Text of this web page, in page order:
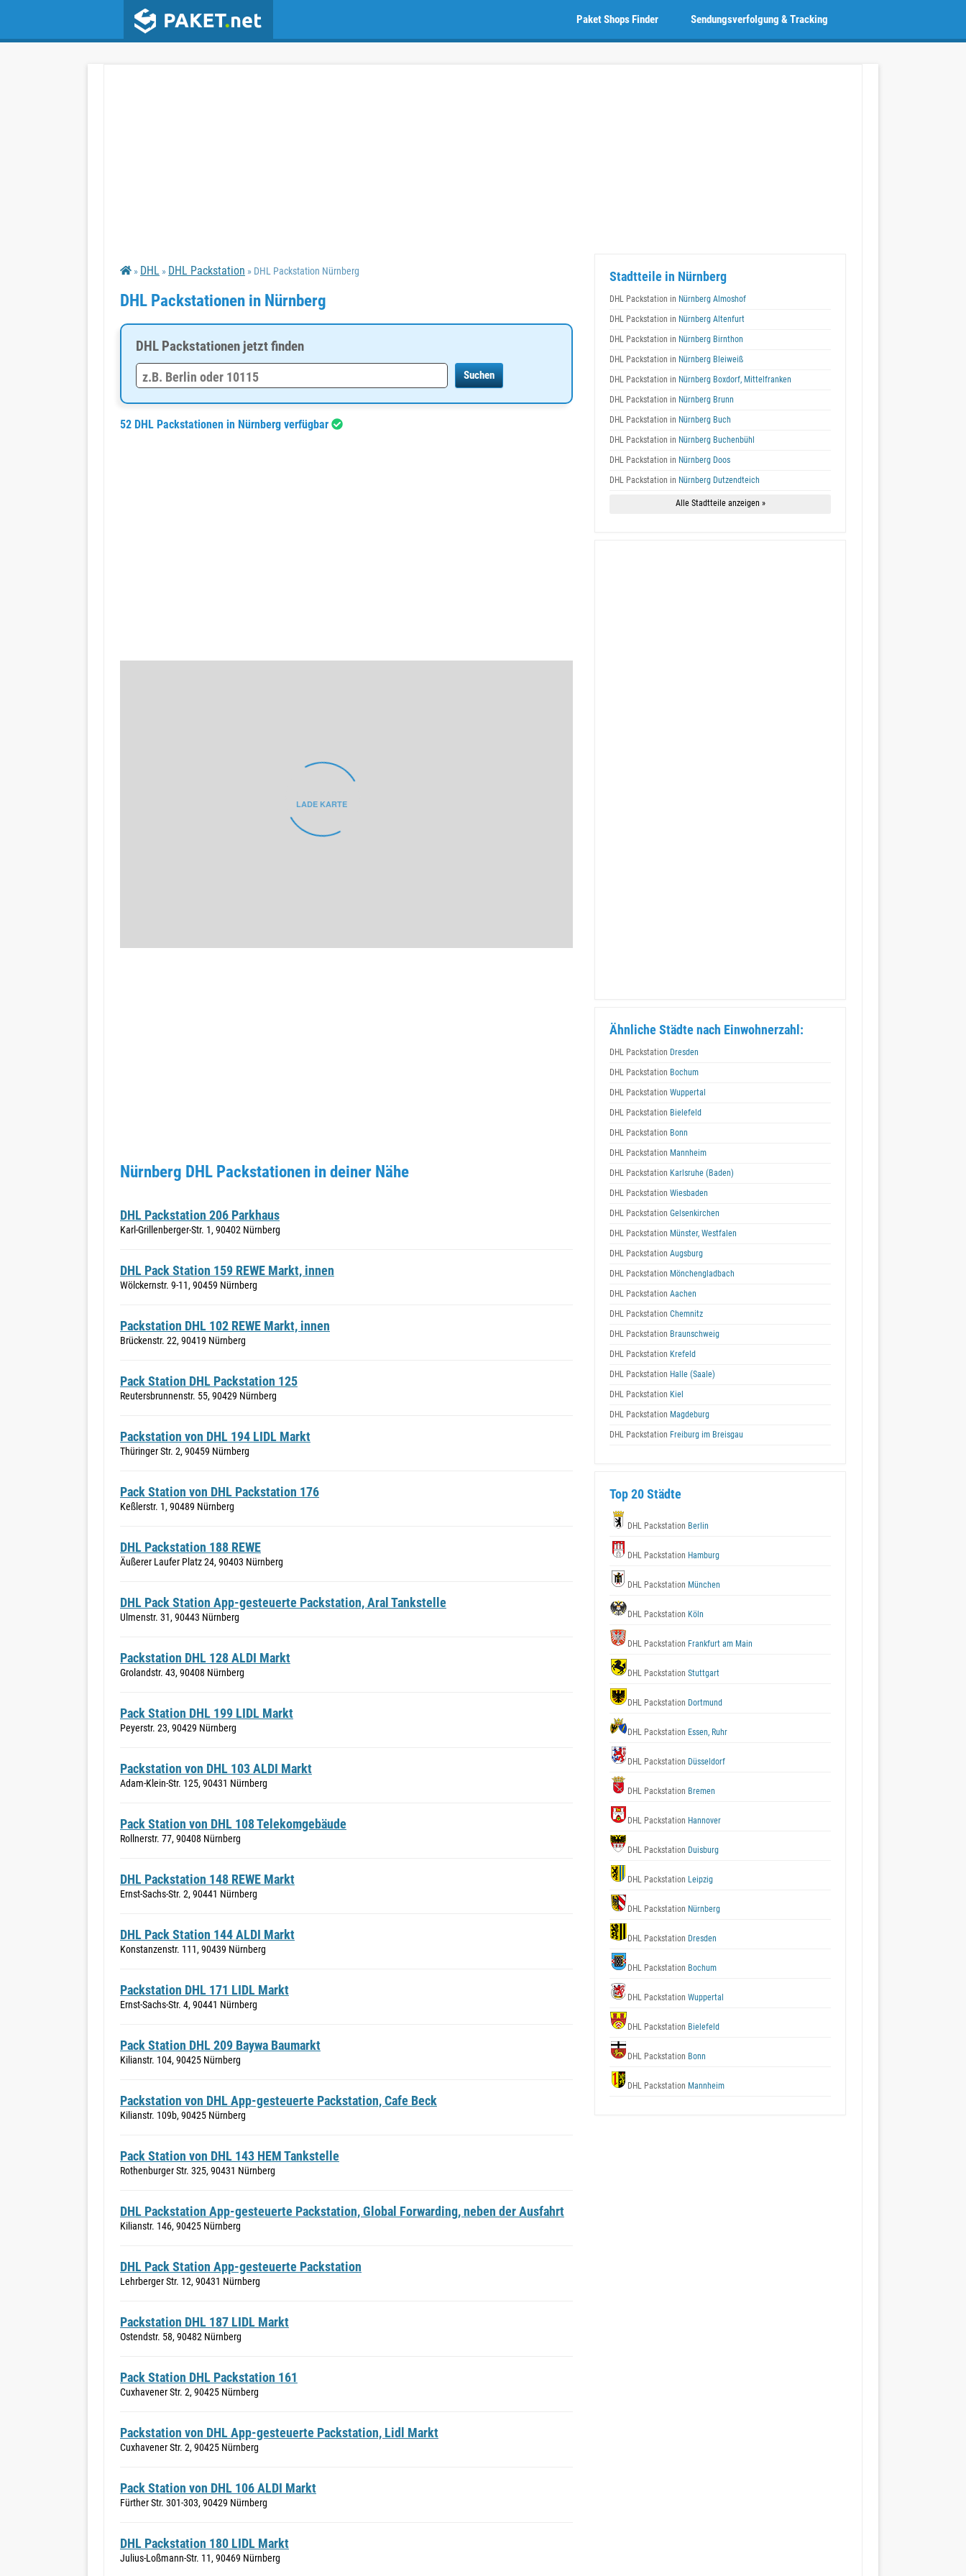
Sendungsverfolgung & Tracking
Paket Shops Finder
» DHL » DHL Packstation » DHL Packstation Nürnberg
DHL Packstationen in Nürnberg
DHL Packstationen jetzt finden
52 DHL Packstationen in Nürnberg verfügbar
Nürnberg DHL Packstationen in deiner Nähe
DHL Packstation 206 Parkhaus
Karl-Grillenberger-Str. 1, 90402 Nürnberg
DHL Pack Station 159 REWE Markt, innen
Wölckernstr. 9-11, 90459 Nürnberg
Packstation DHL 102 REWE Markt, innen
Brückenstr. 22, 90419 Nürnberg
Pack Station DHL Packstation 125
Reutersbrunnenstr. 55, 90429 Nürnberg
Packstation von DHL 194 LIDL Markt
Thüringer Str. 2, 90459 Nürnberg
Pack Station von DHL Packstation 176
Keßlerstr. 1, 90489 Nürnberg
DHL Packstation 188 REWE
Äußerer Laufer Platz 24, 90403 Nürnberg
DHL Pack Station App-gesteuerte Packstation, Aral Tankstelle
Ulmenstr. 31, 90443 Nürnberg
Packstation DHL 128 ALDI Markt
Grolandstr. 43, 90408 Nürnberg
Pack Station DHL 199 LIDL Markt
Peyerstr. 23, 90429 Nürnberg
Packstation von DHL 103 ALDI Markt
Adam-Klein-Str. 125, 90431 Nürnberg
Pack Station von DHL 108 Telekomgebäude
Rollnerstr. 77, 90408 Nürnberg
DHL Packstation 148 REWE Markt
Ernst-Sachs-Str. 2, 90441 Nürnberg
DHL Pack Station 144 ALDI Markt
Konstanzenstr. 111, 90439 Nürnberg
Packstation DHL 171 LIDL Markt
Ernst-Sachs-Str. 4, 90441 Nürnberg
Pack Station DHL 209 Baywa Baumarkt
Kilianstr. 104, 90425 Nürnberg
Packstation von DHL App-gesteuerte Packstation, Cafe Beck
Kilianstr. 109b, 90425 Nürnberg
Pack Station von DHL 143 HEM Tankstelle
Rothenburger Str. 325, 90431 Nürnberg
DHL Packstation App-gesteuerte Packstation, Global Forwarding, neben der Ausfahrt
Kilianstr. 146, 90425 Nürnberg
DHL Pack Station App-gesteuerte Packstation
Lehrberger Str. 12, 90431 Nürnberg
Packstation DHL 187 LIDL Markt
Ostendstr. 58, 90482 Nürnberg
Pack Station DHL Packstation 161
Cuxhavener Str. 2, 90425 Nürnberg
Packstation von DHL App-gesteuerte Packstation, Lidl Markt
Cuxhavener Str. 2, 90425 Nürnberg
Pack Station von DHL 106 ALDI Markt
Fürther Str. 301-303, 90429 Nürnberg
DHL Packstation 180 LIDL Markt
Julius-Loßmann-Str. 11, 90469 Nürnberg
Stadtteile in Nürnberg
DHL Packstation in Nürnberg Almoshof
DHL Packstation in Nürnberg Altenfurt
DHL Packstation in Nürnberg Birnthon
DHL Packstation in Nürnberg Bleiweiß
DHL Packstation in Nürnberg Boxdorf, Mittelfranken
DHL Packstation in Nürnberg Brunn
DHL Packstation in Nürnberg Buch
DHL Packstation in Nürnberg Buchenbühl
DHL Packstation in Nürnberg Doos
DHL Packstation in Nürnberg Dutzendteich
Alle Stadtteile anzeigen »
Ähnliche Städte nach Einwohnerzahl:
DHL Packstation Dresden
DHL Packstation Bochum
DHL Packstation Wuppertal
DHL Packstation Bielefeld
DHL Packstation Bonn
DHL Packstation Mannheim
DHL Packstation Karlsruhe (Baden)
DHL Packstation Wiesbaden
DHL Packstation Gelsenkirchen
DHL Packstation Münster, Westfalen
DHL Packstation Augsburg
DHL Packstation Mönchengladbach
DHL Packstation Aachen
DHL Packstation Chemnitz
DHL Packstation Braunschweig
DHL Packstation Krefeld
DHL Packstation Halle (Saale)
DHL Packstation Kiel
DHL Packstation Magdeburg
DHL Packstation Freiburg im Breisgau
Top 20 Städte
DHL Packstation Berlin
DHL Packstation Hamburg
DHL Packstation München
DHL Packstation Köln
DHL Packstation Frankfurt am Main
DHL Packstation Stuttgart
DHL Packstation Dortmund
DHL Packstation Essen, Ruhr
DHL Packstation Düsseldorf
DHL Packstation Bremen
DHL Packstation Hannover
DHL Packstation Duisburg
DHL Packstation Leipzig
DHL Packstation Nürnberg
DHL Packstation Dresden
DHL Packstation Bochum
DHL Packstation Wuppertal
DHL Packstation Bielefeld
DHL Packstation Bonn
DHL Packstation Mannheim